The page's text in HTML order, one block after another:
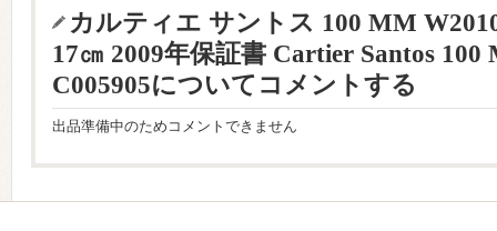
カルティエ サントス 100 MM
17㎝ 2009年保証書 Cartier Santos
C005905についてコメントする
出品準備中のためコメントできません